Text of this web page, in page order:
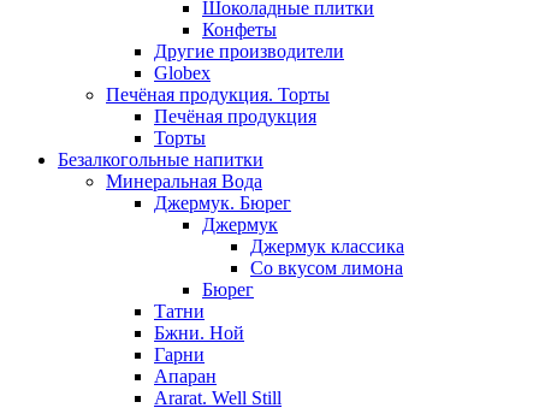
Шоколадные плитки
Конфеты
Другие производители
Globex
Печёная продукция. Торты
Печёная продукция
Торты
Безалкогольные напитки
Минеральная Вода
Джермук. Бюрег
Джермук
Джермук классика
Со вкусом лимона
Бюрег
Татни
Бжни. Ной
Гарни
Апаран
Ararat. Well Still